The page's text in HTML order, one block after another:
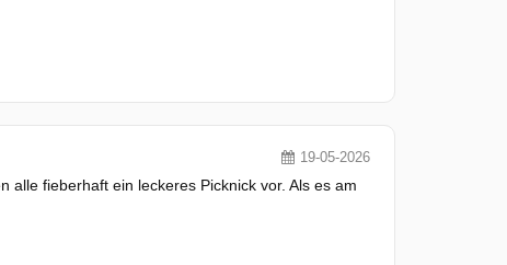
19-05-2026
alle fieberhaft ein leckeres Picknick vor. Als es am